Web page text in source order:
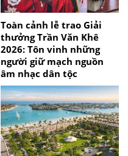
Toàn cảnh lễ trao Giải
thưởng Trần Văn Khê
2026: Tôn vinh những
người giữ mạch nguồn
âm nhạc dân tộc